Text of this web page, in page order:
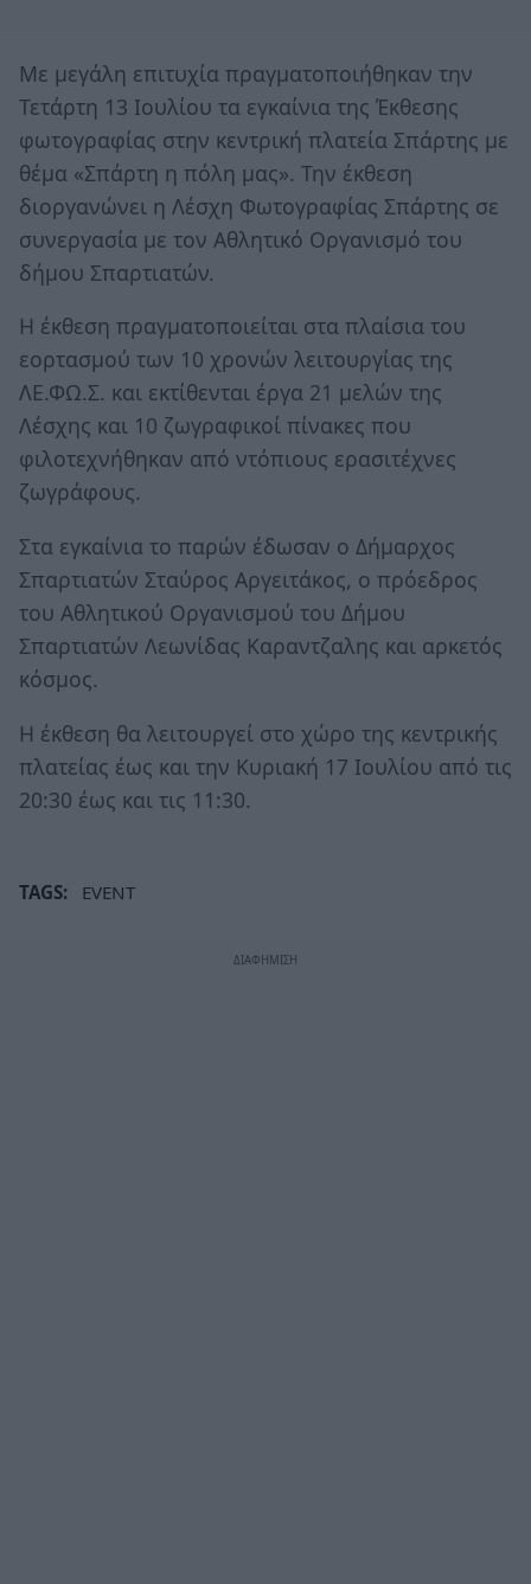
Με μεγάλη επιτυχία πραγματοποιήθηκαν την
Τετάρτη 13 Ιουλίου τα εγκαίνια της Έκθεσης
φωτογραφίας στην κεντρική πλατεία Σπάρτης με
θέμα «Σπάρτη η πόλη μας». Την έκθεση
διοργανώνει η Λέσχη Φωτογραφίας Σπάρτης σε
συνεργασία με τον Αθλητικό Οργανισμό του
δήμου Σπαρτιατών.
Η έκθεση πραγματοποιείται στα πλαίσια του
εορτασμού των 10 χρονών λειτουργίας της
ΛΕ.ΦΩ.Σ. και εκτίθενται έργα 21 μελών της
Λέσχης και 10 ζωγραφικοί πίνακες που
φιλοτεχνήθηκαν από ντόπιους ερασιτέχνες
ζωγράφους.
Στα εγκαίνια το παρών έδωσαν ο Δήμαρχος
Σπαρτιατών Σταύρος Αργειτάκος, ο πρόεδρος
του Αθλητικού Οργανισμού του Δήμου
Σπαρτιατών Λεωνίδας Καραντζαλης και αρκετός
κόσμος.
Η έκθεση θα λειτουργεί στο χώρο της κεντρικής
πλατείας έως και την Κυριακή 17 Ιουλίου από τις
20:30 έως και τις 11:30.
TAGS: EVENT